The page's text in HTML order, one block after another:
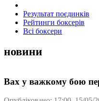
Результат поєдинків
Рейтинги боксерів
Всі боксери
новини
Вах у важкому бою